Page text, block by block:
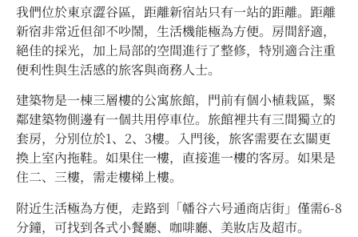
我們位於東京澀谷區，距離新宿站只有一站的距離。距離
新宿非常近但卻不吵鬧，生活機能極為方便。房間舒適，
絕佳的採光，加上局部的空間進行了整修，特別適合注重
便利性與生活感的旅客與商務人士。
建築物是一棟三層樓的公寓旅館，門前有個小植栽區，緊
鄰建築物側邊有一個共用停車位。旅館裡共有三間獨立的
套房，分別位於1、2、3樓。入門後，旅客需要在玄關更
換上室內拖鞋。如果住一樓，直接進一樓的客房。如果是
住二、三樓，需走樓梯上樓。
附近生活極為方便，走路到「幡谷六号通商店街」僅需6-8
分鐘，可找到各式小餐廳、咖啡廳、美妝店及超市。